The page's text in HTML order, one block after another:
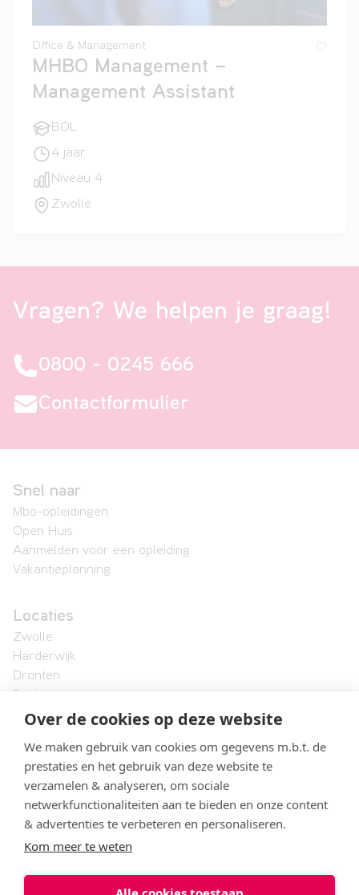
Over de cookies op deze website
We maken gebruik van cookies om gegevens m.b.t. de
prestaties en het gebruik van deze website te
verzamelen & analyseren, om sociale
netwerkfunctionaliteiten aan te bieden en onze content
& advertenties te verbeteren en personaliseren.
Kom meer te weten
Office & Management
MHBO Management –
Management Assistant
BOL
4 jaar
Niveau 4
Zwolle
Vragen? We helpen je graag!
0800 - 0245 666
Contactformulier
Snel naar
Mbo-opleidingen
Open Huis
Aanmelden voor een opleiding
Vakantieplanning
Locaties
Zwolle
Harderwijk
Dronten
Lelystad
Landstede MBO
Onze organisatie
Formele documenten en protocollen
Vacatures